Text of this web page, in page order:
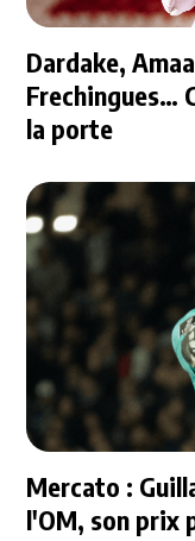
Dardake,
Frechingues…
la porte
Mercato :
l'OM, son prix